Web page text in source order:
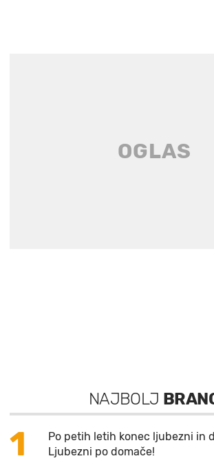
NAJBOLJ
1
Po petih letih konec ljubezni in
Ljubezni po domače!